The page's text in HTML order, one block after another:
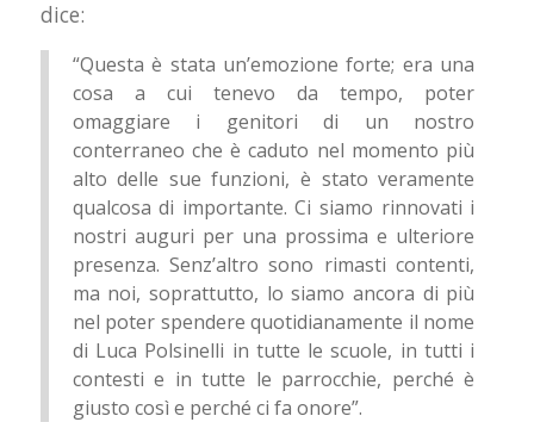
dice:
“Questa è stata un’emozione forte; era una
cosa a cui tenevo da tempo, poter
omaggiare i genitori di un nostro
conterraneo che è caduto nel momento più
alto delle sue funzioni, è stato veramente
qualcosa di importante. Ci siamo rinnovati i
nostri auguri per una prossima e ulteriore
presenza. Senz’altro sono rimasti contenti,
ma noi, soprattutto, lo siamo ancora di più
nel poter spendere quotidianamente il nome
di Luca Polsinelli in tutte le scuole, in tutti i
contesti e in tutte le parrocchie, perché è
giusto così e perché ci fa onore”.